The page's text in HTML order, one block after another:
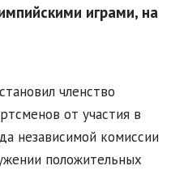
играми, на
членство
от участия в
независимой комиссии
положительных